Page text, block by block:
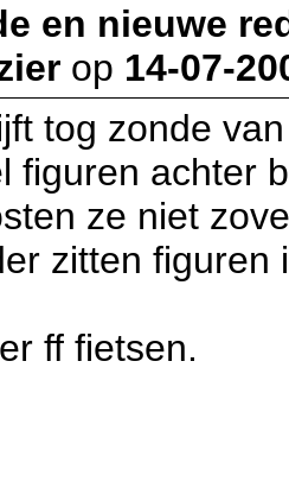
en nieuwe
op 14-07-
tog zonde
figuren achter
ze niet
zitten
ff fietsen.